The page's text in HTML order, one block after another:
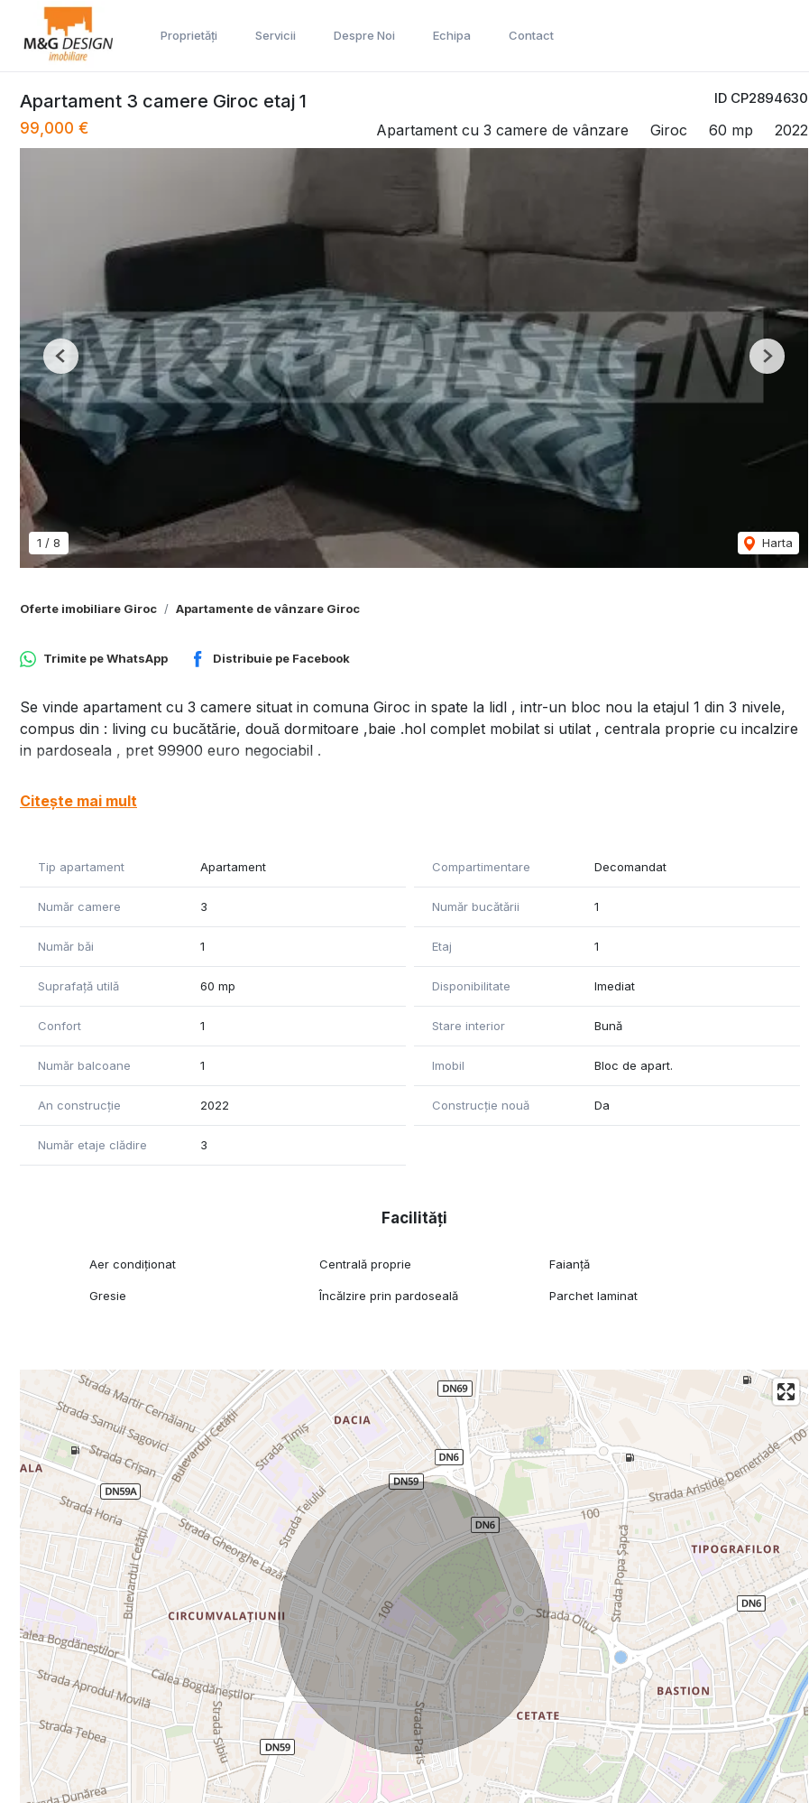
Proprietăți Servicii Despre Noi Echipa Contact
ID CP2894630
Apartament 3 camere Giroc etaj 1
99,000 € Apartament cu 3 camere de vânzare Giroc 60 mp 2022
1 / 8 Harta
Previous Next
Oferte imobiliare Giroc Apartamente de vânzare Giroc
Trimite peWhatsApp Distribuie pe Facebook
Se vinde apartament cu 3 camere situat in comuna Giroc in spate la lidl , intr-un bloc nou la etajul 1 din 3 nivele,
compus din : living cu bucătărie, două dormitoare ,baie .hol complet mobilat si utilat , centrala proprie cu incalzire
in pardoseala , pret 99900 euro negociabil .
Citește mai mult
Tip apartament Apartament Compartimentare Decomandat
Număr camere 3 Număr bucătării 1
Număr băi 1 Etaj 1
Suprafață utilă 60 mp Disponibilitate Imediat
Confort 1 Stare interior Bună
Număr balcoane 1 Imobil Bloc de apart.
An construcție 2022 Construcție nouă Da
Număr etaje clădire 3
Facilități
Aer condiționat Centrală proprie Faianță
Gresie Încălzire prin pardoseală Parchet laminat